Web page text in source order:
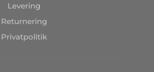
Levering
Returnering
Privatpolitik